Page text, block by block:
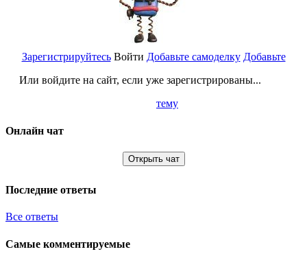
Зарегистрируйтесь
Или войдите на сайт, если уже зарегистрированы...
Войти Добавьте самоделку Добавьте
тему
Онлайн чат
Открыть чат
Последние ответы
Все ответы
Самые комментируемые